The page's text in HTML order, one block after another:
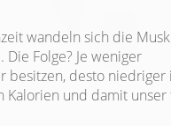
wandeln sich die
Die Folge? Je weniger
besitzen, desto niedriger
Kalorien und damit